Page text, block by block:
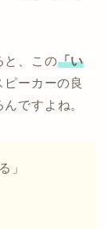
と、この「い
ーカーの良
ですよね。
」